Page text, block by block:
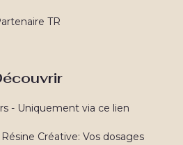
TR
- Uniquement via ce lien
Créative: Vos dosages